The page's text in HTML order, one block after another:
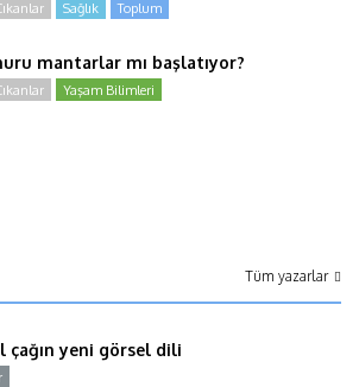
Sağlık Toplum
mantarlar mı başlatıyor?
Yaşam Bilimleri
Tüm yazarlar
çağın yeni görsel dili